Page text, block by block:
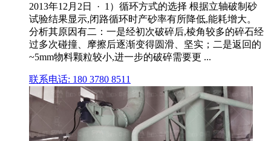
2013年12月2日 · 1）循环方式的选择 根据立轴破制砂
试验结果显示,闭路循环时产砂率有所降低,能耗增大。
分析其原因有二：一是经初次破碎后,棱角较多的碎石经
过多次碰撞、摩擦后逐渐变得圆滑、坚实；二是返回的
~5mm物料颗粒较小,进一步的破碎需要更 ...
联系电话: 180 3780 8511